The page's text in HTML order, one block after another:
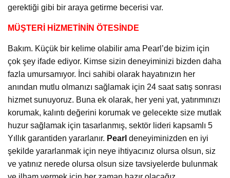
gerektiği gibi bir araya getirme becerisi var.
MÜŞTERİ HİZMETİNİN ÖTESİNDE
Bakım. Küçük bir kelime olabilir ama Pearl’de bizim için
çok şey ifade ediyor. Kimse sizin deneyiminizi bizden daha
fazla umursamıyor. İnci sahibi olarak hayatınızın her
anından mutlu olmanızı sağlamak için 24 saat satış sonrası
hizmet sunuyoruz. Buna ek olarak, her yeni yat, yatırımınızı
korumak, kalıntı değerini korumak ve gelecekte size mutlak
huzur sağlamak için tasarlanmış, sektör lideri kapsamlı 5
Yıllık garantiden yararlanır. Pearl deneyiminizden en iyi
şekilde yararlanmak için neye ihtiyacınız olursa olsun, siz
ve yatınız nerede olursa olsun size tavsiyelerde bulunmak